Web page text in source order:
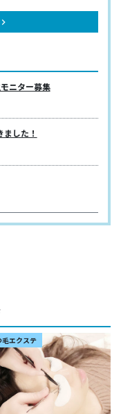
keyboard_arrow_right
ニター募集
した！
毛エクステ